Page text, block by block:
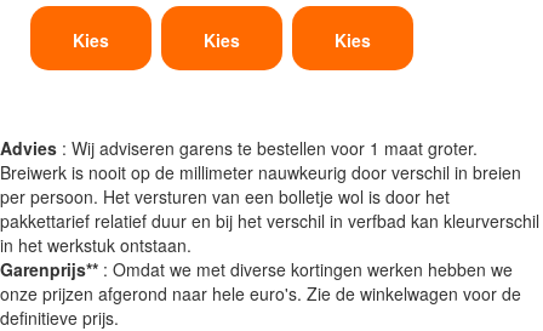
Kies Kies Kies
Advies : Wij adviseren garens te bestellen voor 1 maat groter.
Breiwerk is nooit op de millimeter nauwkeurig door verschil in breien
per persoon. Het versturen van een bolletje wol is door het
pakkettarief relatief duur en bij het verschil in verfbad kan kleurverschil
in het werkstuk ontstaan.
Garenprijs** : Omdat we met diverse kortingen werken hebben we
onze prijzen afgerond naar hele euro's. Zie de winkelwagen voor de
definitieve prijs.